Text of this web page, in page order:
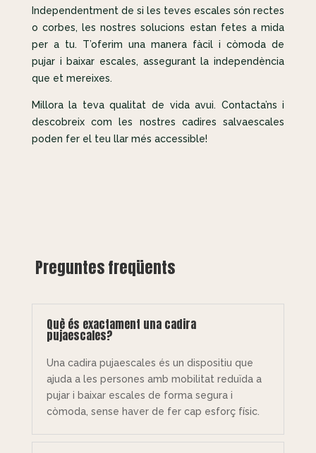
Independentment de si les teves escales són rectes
o corbes, les nostres solucions estan fetes a mida
per a tu. T’oferim una manera fàcil i còmoda de
pujar i baixar escales, assegurant la independència
que et mereixes.
Millora la teva qualitat de vida avui. Contacta’ns i
descobreix com les nostres cadires salvaescales
poden fer el teu llar més accessible!
Preguntes freqüents
Què és exactament una cadira
pujaescales?
Una cadira pujaescales és un dispositiu que
ajuda a les persones amb mobilitat reduïda a
pujar i baixar escales de forma segura i
còmoda, sense haver de fer cap esforç físic.